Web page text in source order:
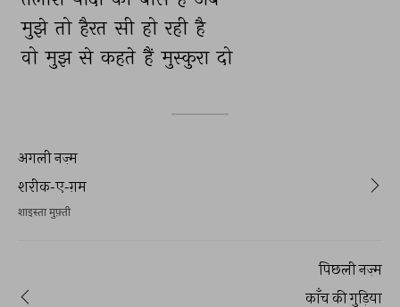
मुझे तो हैरत सी हो रही है
वो मुझ से कहते हैं मुस्कुरा दो
अगली नज़्म
शरीक-ए-ग़म
शाइस्ता मुफ़्ती
पिछली नज़्म
काँच की गुड़िया